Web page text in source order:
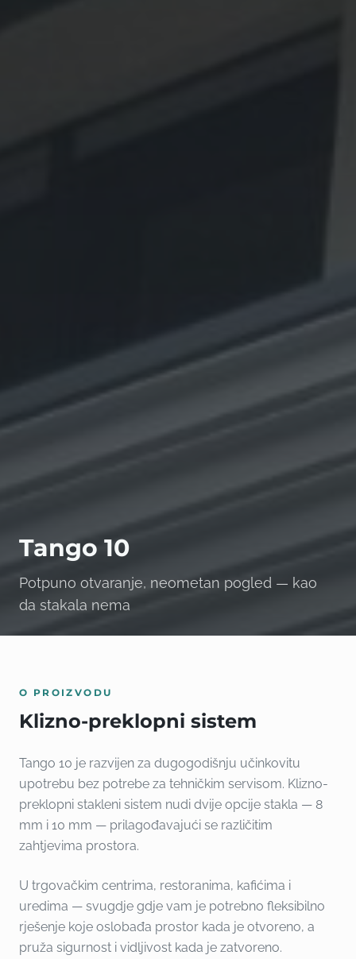
Tango 10
Potpuno otvaranje, neometan pogled — kao
da stakala nema
O PROIZVODU
Klizno-preklopni sistem
Tango 10 je razvijen za dugogodišnju učinkovitu
upotrebu bez potrebe za tehničkim servisom. Klizno-
preklopni stakleni sistem nudi dvije opcije stakla — 8
mm i 10 mm — prilagođavajući se različitim
zahtjevima prostora.
U trgovačkim centrima, restoranima, kafićima i
uredima — svugdje gdje vam je potrebno fleksibilno
rješenje koje oslobađa prostor kada je otvoreno, a
pruža sigurnost i vidljivost kada je zatvoreno.